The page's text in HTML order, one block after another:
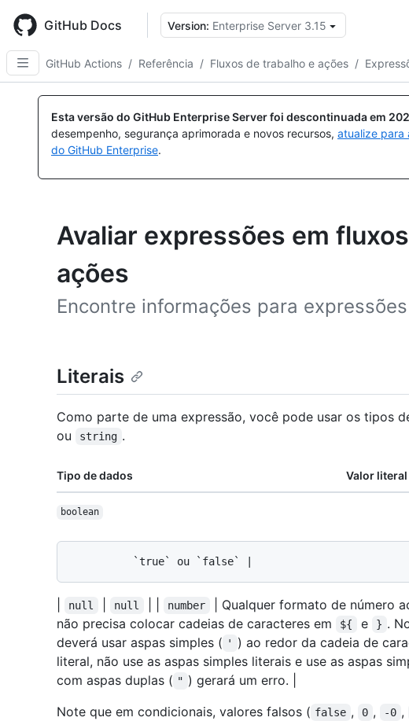
main
content
GitHub Docs Version: Enterprise Server 3.15
GitHub Actions / Referência / Fluxos de trabalho e ações /
Esta versão do GitHub Enterprise Server foi descontinuada em
desempenho, segurança aprimorada e novos recursos, atualize para
do GitHub Enterprise.
Avaliar expressões em
ações
Encontre informações para
Literais
Como parte de uma expressão, você pode usar os tipos
ou string .
Tipo de dados Valor literal
boolean
null null number | Qualquer formato de número
não precisa colocar cadeias de caracteres em
${ e } .
deverá usar aspas simples ( '
) ao redor da cadeia de
literal, não use as aspas simples literais e use as aspas
com aspas duplas ( " ) gerará um erro. |
Note que em condicionais, valores falsos ( false , 0 , -0 ,